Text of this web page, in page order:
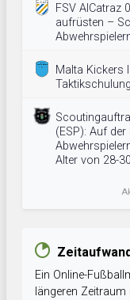
FSV AlCatraz
aufrüsten –
Malta Kickers
(ESP): Auf
Alter von 28-
Zeitaufwand
Ein Online-
längeren